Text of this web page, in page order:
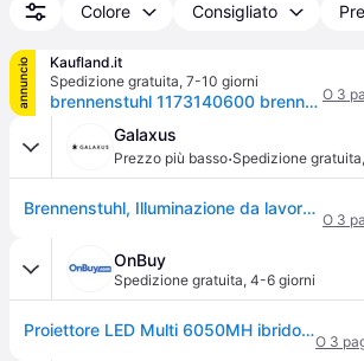
Colore Consigliato
annuncio
Kaufland.it
Spedizione gratuita, 7-10 giorni
brennenstuhl 1173140600 brennenstuhl Hybrid MULTI 6050 MH Baustrahler schwarz 64,6 W O 3
Galaxus
Prezzo più basso·Spedizione gratuita,
Brennenstuhl, Illuminazione da lavoro, Faretto ibrido a LED (6200lm)
O 3
OnBuy
Spedizione gratuita, 4-6 giorni
Proiettore LED Multi 6050MH ibrido ricaricabile BRENNENSTHUL compatibile con altre batterie - 1173140600
O 3